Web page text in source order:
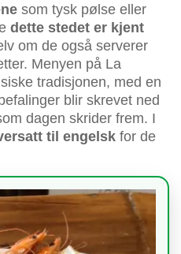
som tysk pølse eller
dette stedet er kjent
om de også serverer
Menyen på La
tradisjonen, med en
blir skrevet ned
dagen skrider frem. I
til engelsk for de